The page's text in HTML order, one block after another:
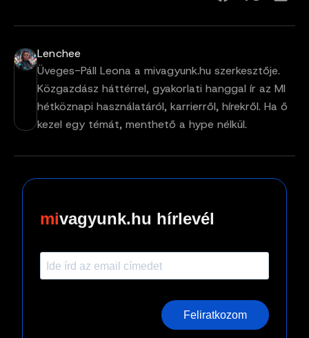
Lenchee
Üveges-Páll Leona a mivagyunk.hu szerkesztője.
Közgazdász háttérrel, gyakorlati hanggal ír az MI
hétköznapi használatáról, karrierről, hírekről. Ha ő
kezel egy témát, menthető a hype nélkül.
vagyunk.hu hírlevél
Feliratkozom